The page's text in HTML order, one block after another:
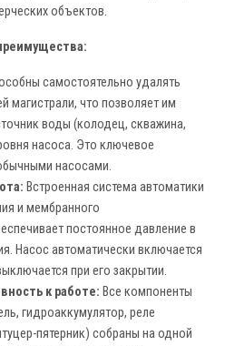
объектов.
самостоятельно удалять
магистрали, что позволяет им
воды (колодец, скважина,
насоса. Это ключевое
насосами.
Встроенная система автоматики
и мембранного
постоянное давление в
Насос автоматически включается
при его закрытии.
к работе: Все компоненты
гидроаккумулятор, реле
пятерник) собраны на одной